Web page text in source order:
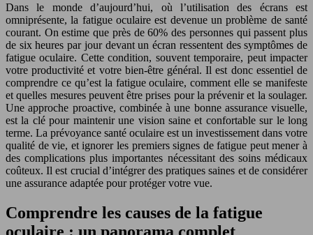
Dans le monde d’aujourd’hui, où l’utilisation des écrans est
omniprésente, la fatigue oculaire est devenue un problème de santé
courant. On estime que près de 60% des personnes qui passent plus
de six heures par jour devant un écran ressentent des symptômes de
fatigue oculaire. Cette condition, souvent temporaire, peut impacter
votre productivité et votre bien-être général. Il est donc essentiel de
comprendre ce qu’est la fatigue oculaire, comment elle se manifeste
et quelles mesures peuvent être prises pour la prévenir et la soulager.
Une approche proactive, combinée à une bonne assurance visuelle,
est la clé pour maintenir une vision saine et confortable sur le long
terme. La prévoyance santé oculaire est un investissement dans votre
qualité de vie, et ignorer les premiers signes de fatigue peut mener à
des complications plus importantes nécessitant des soins médicaux
coûteux. Il est crucial d’intégrer des pratiques saines et de considérer
une assurance adaptée pour protéger votre vue.
Comprendre les causes de la fatigue
oculaire : un panorama complet